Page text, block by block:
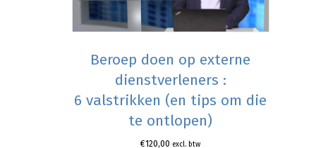
Beroep doen op externe
dienstverleners :
6 valstrikken (en tips om die
te ontlopen)
€120,00 excl. btw